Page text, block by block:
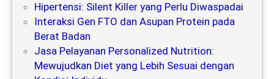
Hipertensi: Silent Killer yang Perlu Diwaspadai
Interaksi Gen FTO dan Asupan Protein pada
Berat Badan
Jasa Pelayanan Personalized Nutrition:
Mewujudkan Diet yang Lebih Sesuai dengan